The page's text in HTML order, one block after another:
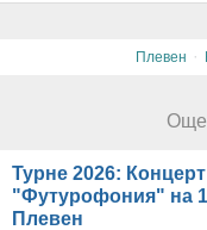
Плевен ·
Още
Турне 2026:
"Футурофония" на
Плевен